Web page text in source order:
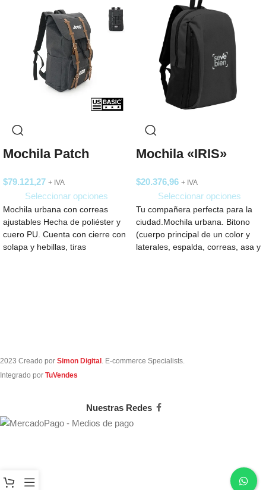
Mochila Patch
$79.121,27 + IVA
Seleccionar opciones
Mochila urbana con correas
ajustables Hecha de poliéster y
cuero PU. Cuenta con cierre con
solapa y hebillas, tiras
Mochila «IRIS»
$20.376,96 + IVA
Seleccionar opciones
Tu compañera perfecta para la
ciudad.Mochila urbana. Bitono
(cuerpo principal de un color y
laterales, espalda, correas, asa y
2023 Creado por Simon Digital . E-commerce Specialists.
Integrado por TuVendes
Nuestras Redes